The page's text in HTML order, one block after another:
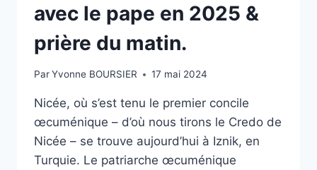
avec le pape en 2025 &
prière du matin.
ParYvonne BOURSIER 17 mai 2024
Nicée, où s’est tenu le premier concile
œcuménique – d’où nous tirons le Credo de
Nicée – se trouve aujourd’hui à Iznik, en
Turquie. Le patriarche œcuménique